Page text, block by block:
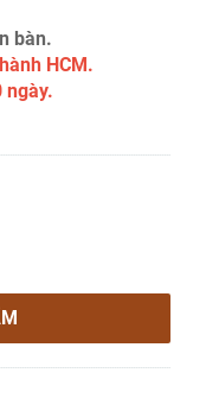
bàn.
HCM.
ngày.